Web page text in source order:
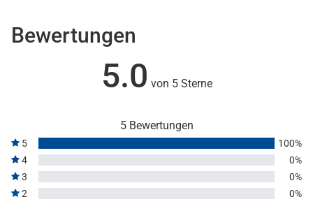
Bewertungen
5.0 von 5 Sterne
5 Bewertungen
5
100%
4
0%
3
0%
2
0%